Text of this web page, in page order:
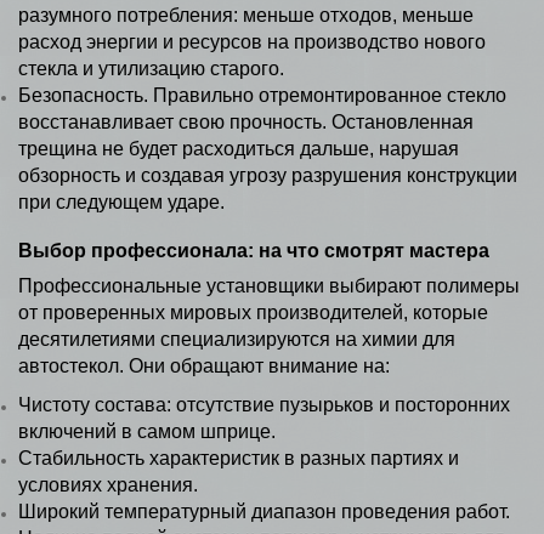
разумного потребления: меньше отходов, меньше
расход энергии и ресурсов на производство нового
стекла и утилизацию старого.
Безопасность. Правильно отремонтированное стекло
восстанавливает свою прочность. Остановленная
трещина не будет расходиться дальше, нарушая
обзорность и создавая угрозу разрушения конструкции
при следующем ударе.
Выбор профессионала: на что смотрят мастера
Профессиональные установщики выбирают полимеры
от проверенных мировых производителей, которые
десятилетиями специализируются на химии для
автостекол. Они обращают внимание на:
Чистоту состава: отсутствие пузырьков и посторонних
включений в самом шприце.
Стабильность характеристик в разных партиях и
условиях хранения.
Широкий температурный диапазон проведения работ.